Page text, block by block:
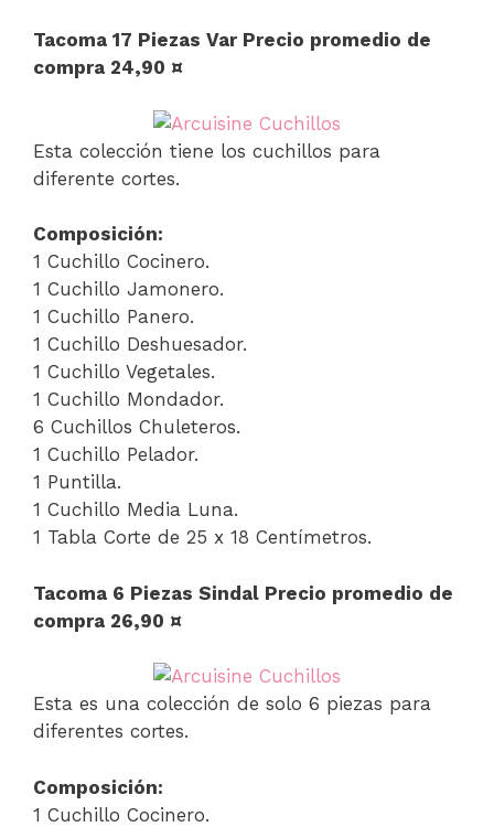
Tacoma 17 Piezas Var Precio promedio de
compra 24,90 ¤
Esta colección tiene los cuchillos para
diferente cortes.
Composición:
1 Cuchillo Cocinero.
1 Cuchillo Jamonero.
1 Cuchillo Panero.
1 Cuchillo Deshuesador.
1 Cuchillo Vegetales.
1 Cuchillo Mondador.
6 Cuchillos Chuleteros.
1 Cuchillo Pelador.
1 Puntilla.
1 Cuchillo Media Luna.
1 Tabla Corte de 25 x 18 Centímetros.
Tacoma 6 Piezas Sindal Precio promedio de
compra 26,90 ¤
Esta es una colección de solo 6 piezas para
diferentes cortes.
Composición:
1 Cuchillo Cocinero.